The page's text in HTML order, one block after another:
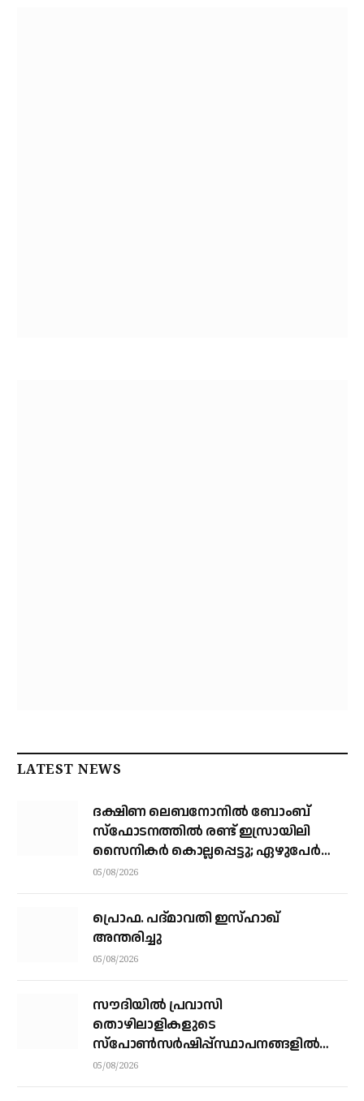
LATEST NEWS
ദക്ഷിണ ലെബനോനില്‍ ബോംബ്
സ്‌ഫോടനത്തില്‍ രണ്ട് ഇസ്രായിലി
സൈനികര്‍ കൊല്ലപ്പെട്ടു; ഏഴുപേര്‍ക്ക്
പരിക്ക്
05/08/2026
പ്രൊഫ. പദ്മാവതി ഇസ്ഹാഖ്
അന്തരിച്ചു
05/08/2026
സൗദിയില്‍ പ്രവാസി
തൊഴിലാളികളുടെ
സ്‌പോണ്‍സര്‍ഷിപ്പ്സ്ഥാപനങ്ങളില്‍
നിന്ന് വ്യക്തികളിലേക്ക് മാറ്റാന്‍
05/08/2026